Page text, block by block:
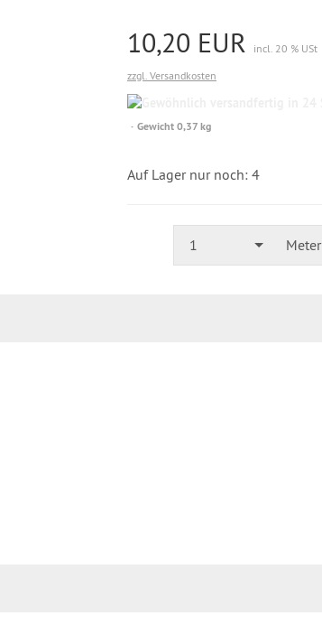
10,20 EUR
incl. 20 % USt
zzgl. Versandkosten
Gewicht 0,37 kg
Auf Lager nur noch: 4
1 Meter